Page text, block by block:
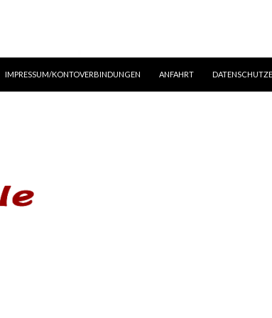
IMPRESSUM/KONTOVERBINDUNGEN
ANFAHRT